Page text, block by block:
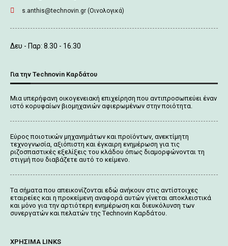
s.anthis@technovin.gr (Οινολογικά)
Δευ - Παρ: 8.30 - 16.30
Για την Technovin Καρδάτου
Μια υπερήφανη οικογενειακή επιχείρηση που αντιπροσωπεύει έναν
ιστό κορυφαίων βιομηχανιών αφιερωμένων στην ποιότητα.
Εύρος ποιοτικών μηχανημάτων και προϊόντων, ανεκτίμητη
τεχνογνωσία, αξιόπιστη και έγκαιρη ενημέρωση για τις
ριζοσπαστικές εξελίξεις του κλάδου όπως διαμορφώνονται τη
στιγμή που διαβάζετε αυτό το κείμενο.
Tα σήματα που απεικονίζονται εδώ ανήκουν στις αντίστοιχες
εταιρείες και η προκείμενη αναφορά αυτών γίνεται αποκλειστικά
και μόνο για την αρτιότερη ενημέρωση και διευκόλυνση των
συνεργατών και πελατών της Τechnovin Kαρδάτου.
ΧΡΉΣΙΜΑ LINKS